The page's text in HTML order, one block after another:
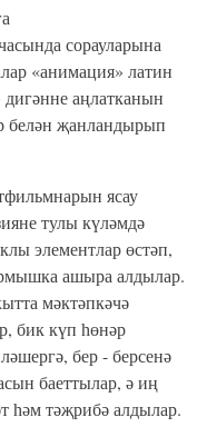
сорауларына
«анимация» латин
аңлатканын
белән җанландырып
ясау
тулы күләмдә
элементлар өстәп,
ашыра алдылар.
мәктәпкәчә
бик күп һөнәр
бер - берсенә
баеттылар, ә иң
һәм тәҗрибә алдылар.